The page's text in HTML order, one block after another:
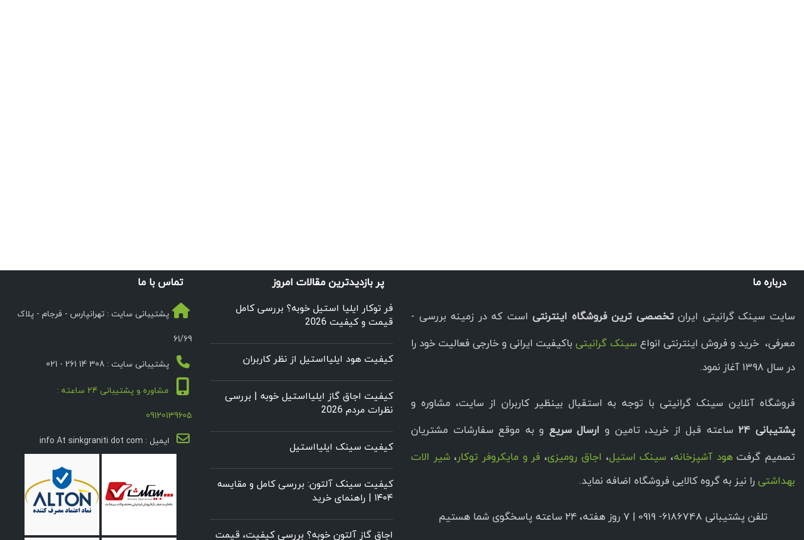
درباره ما
سایت سینک گرانیتی ایرانتخصصی ترین فروشگاه اینترنتیاست که در زمینه بررسی -
معرفی، خرید و فروش اینترنتی انواع سینک گرانیتیباکیفیت ایرانی و خارجی فعالیت خود را
در سال 1398 آغاز نمود.
فروشگاه آنلاین سینک گرانیتی با توجه به استقبال بینظیر کاربران از سایت، مشاوره و
پشتیبانی 24
ساعته قبل از خرید، تامین و ارسال سریع و به موقع سفارشات مشتریان
تصمیم گرفتهود آشپزخانه، سینک استیل، اجاق رومیزی، فر و مایکروفر توکار، شیر الات
بهداشتی را نیز به گروه کالایی فروشگاه اضافه نماید.
تلفن پشتیبانی 6186748- 0919 | ۷ روز هفته، ۲۴ ساعته پاسخگوی شما هستیم
پر بازدیدترین مقالات امروز
فر توکار ایلیا استیل خوبه؟ بررسی کامل
قیمت و کیفیت 2026
کیفیت هود ایلیااستیل از نظر کاربران
کیفیت اجاق گاز ایلیااستیل خوبه | بررسی
نظرات مردم 2026
کیفیت سینک ایلیااستیل
کیفیت سینک آلتون: بررسی کامل و مقایسه
۱۴۰۴ | راهنمای خرید
اجاق گاز آلتون خوبه؟ بررسی کیفیت، قیمت
تماس با ما
پشتیبانی سایت : تهرانپارس - فرجام - پلاک
61/69
پشتیبانی سایت : 308 14 261 - 021
مشاوره و پشتیبانی 24 ساعته :
09120139605
ایمیل : info At sinkgraniti dot com